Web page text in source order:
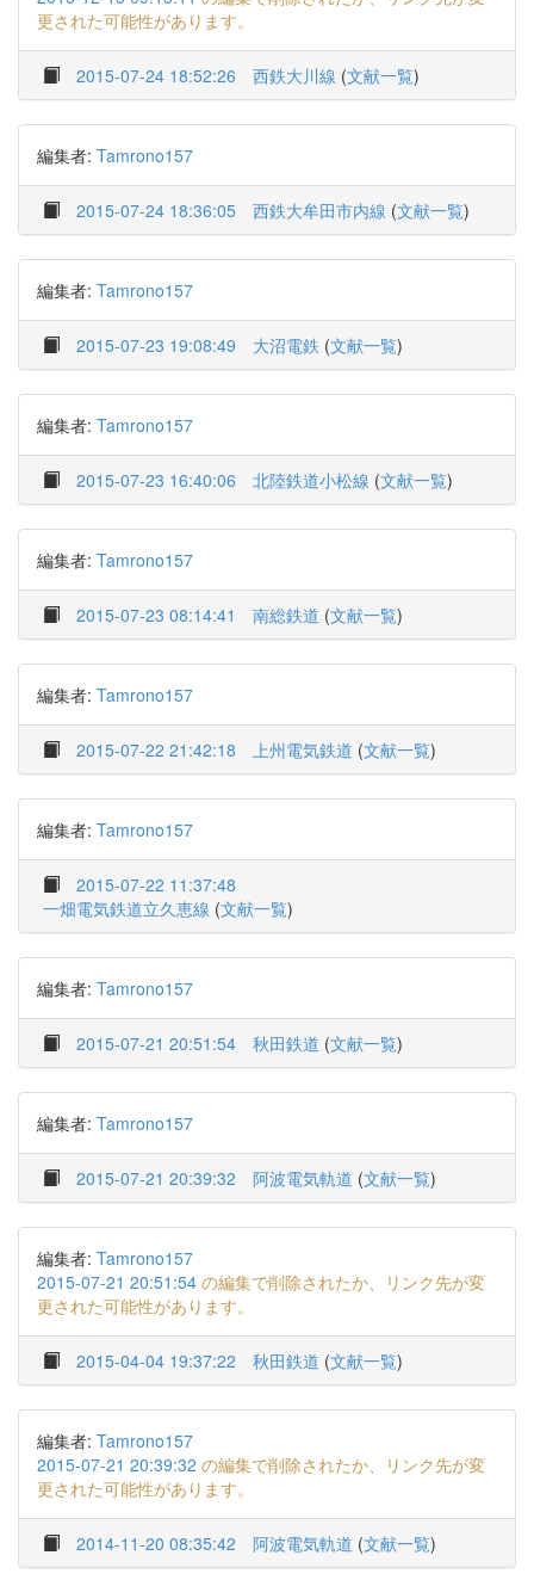
更された可能性があります。
2015-07-24 18:52:26 西鉄大川線 (文献一覧)
編集者: Tamrono157
2015-07-24 18:36:05 西鉄大牟田市内線 (文献一覧)
編集者: Tamrono157
2015-07-23 19:08:49 大沼電鉄 (文献一覧)
編集者: Tamrono157
2015-07-23 16:40:06 北陸鉄道小松線 (文献一覧)
編集者: Tamrono157
2015-07-23 08:14:41 南総鉄道 (文献一覧)
編集者: Tamrono157
2015-07-22 21:42:18 上州電気鉄道 (文献一覧)
編集者: Tamrono157
2015-07-22 11:37:48
一畑電気鉄道立久恵線 (文献一覧)
編集者: Tamrono157
2015-07-21 20:51:54 秋田鉄道 (文献一覧)
編集者: Tamrono157
2015-07-21 20:39:32 阿波電気軌道 (文献一覧)
編集者: Tamrono157
2015-07-21 20:51:54 の編集で削除されたか、リンク先が変
更された可能性があります。
2015-04-04 19:37:22 秋田鉄道 (文献一覧)
編集者: Tamrono157
2015-07-21 20:39:32 の編集で削除されたか、リンク先が変
更された可能性があります。
2014-11-20 08:35:42 阿波電気軌道 (文献一覧)